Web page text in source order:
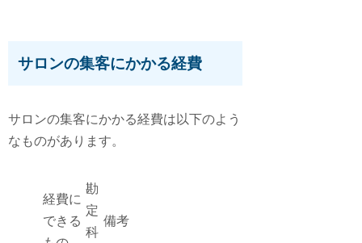
サロンの集客にかかる経費
サロンの集客にかかる経費は以下のよう
なものがあります。
経費に
できる
勘
定
科
備考